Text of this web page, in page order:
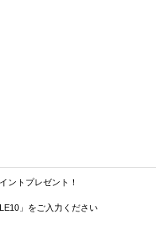
ントプレゼント！
」をご入力ください